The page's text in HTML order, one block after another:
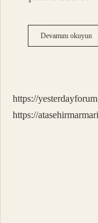
Devamını okuyun
https://
https://